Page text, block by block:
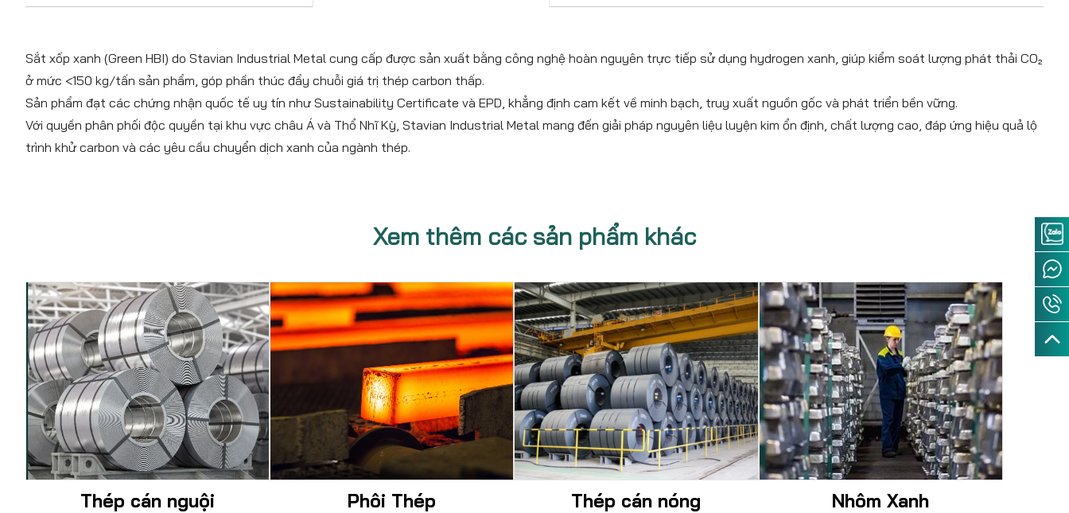
Sắt xốp xanh (Green HBI) do Stavian Industrial Metal cung cấp được sản xuất bằng công nghệ hoàn nguyên trực tiếp sử dụng hydrogen xanh, giúp kiểm soát lượng phát thải CO₂
ở mức <150 kg/tấn sản phẩm, góp phần thúc đẩy chuỗi giá trị thép carbon thấp.
Sản phẩm đạt các chứng nhận quốc tế uy tín như Sustainability Certificate và EPD, khẳng định cam kết về minh bạch, truy xuất nguồn gốc và phát triển bền vững.
Với quyền phân phối độc quyền tại khu vực châu Á và Thổ Nhĩ Kỳ, Stavian Industrial Metal mang đến giải pháp nguyên liệu luyện kim ổn định, chất lượng cao, đáp ứng hiệu quả lộ
trình khử carbon và các yêu cầu chuyển dịch xanh của ngành thép.
Xem thêm các sản phẩm khác
Thép cán nguội Phôi Thép Thép cán nóng Nhôm Xanh